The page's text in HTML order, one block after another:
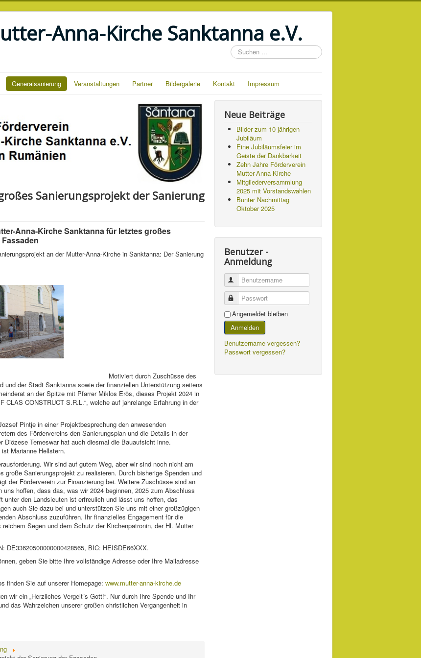
Anna-Kirche Sanktanna e.V.
Suchen
...
Generalsanierung Veranstaltungen Partner Bildergalerie Kontakt Impressum
Sanierungsprojekt der Sanierung
Anna-Kirche Sanktanna für letztes großes
an der Mutter-Anna-Kirche in Sanktanna: Der Sanierung
Zuschüsse des
der Stadt Sanktanna sowie der finanziellen Unterstützung seitens
an der Spitze mit Pfarrer Miklos Erös, dieses Projekt 2024 in
CLAS CONSTRUCT S.R.L.“, welche auf jahrelange Erfahrung in der
Pintje in einer Projektbesprechung den anwesenden
des Fördervereins den Sanierungsplan und die Details in der
Diözese Temeswar hat auch diesmal die Bauaufsicht inne.
Marianne Hellstern.
Wir sind auf gutem Weg, aber wir sind noch nicht am
Sanierungsprojekt zu realisieren. Durch bisherige Spenden und
der Förderverein zur Finanzierung bei. Weitere Zuschüsse sind an
hoffen, dass das, was wir 2024 beginnen, 2025 zum Abschluss
unter den Landsleuten ist erfreulich und lässt uns hoffen, das
auch Sie dazu bei und unterstützen Sie uns mit einer großzügigen
Abschluss zuzuführen. Ihr finanzielles Engagement für die
Segen und dem Schutz der Kirchenpatronin, der Hl. Mutter
DE33620500000000428565, BIC: HEISDE66XXX.
geben Sie bitte Ihre vollständige Adresse oder Ihre Mailadresse
finden Sie auf unserer Homepage: www.mutter-anna-kirche.de
wir ein „Herzliches Vergelt´s Gott!“. Nur durch Ihre Spende und Ihr
das Wahrzeichen unserer großen christlichen Vergangenheit in
Neue Beiträge
Bilder zum 10-jährigen
Jubiläum
Eine Jubiläumsfeier im
Geiste der Dankbarkeit
Zehn Jahre Förderverein
Mutter-Anna-Kirche
Mitgliederversammlung
2025 mit Vorstandswahlen
Bunter Nachmittag
Oktober 2025
Benutzer -
Anmeldung
Benutzername
Passwort
Angemeldet bleiben
Anmelden
Benutzername vergessen?
Passwort vergessen?